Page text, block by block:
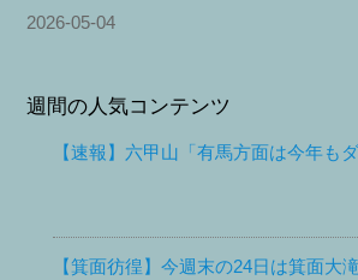
2026-05-04
週間の人気コンテンツ
【速報】六甲山「有馬方面は今年も
【箕面彷徨】今週末の24日は箕面大